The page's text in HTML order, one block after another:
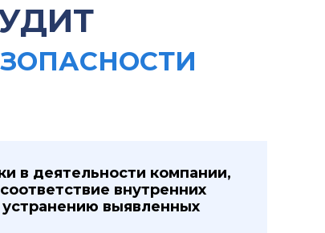
в деятельности компании,
внутренних
выявленных